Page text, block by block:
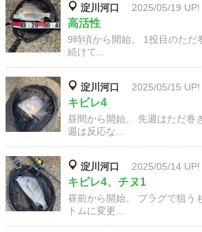
淀川河口 2025/05/19 UP!
高活性
9時頃から開始。 1投目のただ
続けて...
淀川河口 2025/05/15 UP!
キビレ4
昼間から開始。 先週はただ巻
週は反応な...
淀川河口 2025/05/14 UP!
キビレ4、チヌ1
昼前から開始。 プラグで狙う
トムに変更...